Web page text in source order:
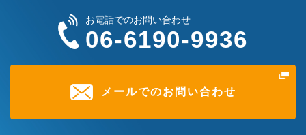
お電話でのお問い合わせ
06-6190-9936
メールでのお問い合わせ